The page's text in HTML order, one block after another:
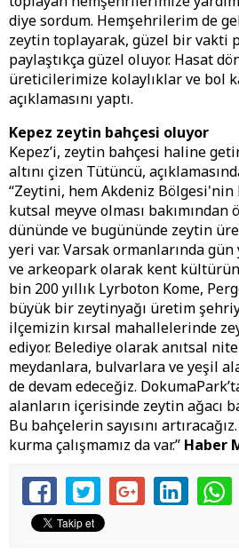
diye sordum. Hemşehrilerim de
zeytin toplayarak, güzel bir vakti
paylaştıkça güzel oluyor. Hasat
üreticilerimize kolaylıklar ve bol
açıklamasını yaptı.
Kepez zeytin bahçesi oluyor
Kepez’i, zeytin bahçesi haline
altını çizen Tütüncü,
“Zeytini, hem Akdeniz Bölgesi'nin
kutsal meyve olması bakımından
dününde ve bugününde zeytin
yeri var. Varsak ormanlarında gün
ve arkeopark olarak kent
bin 200 yıllık Lyrboton Kome,
büyük bir zeytinyağı üretim
ilçemizin kırsal mahallelerinde
ediyor. Belediye olarak anıtsal
meydanlara, bulvarlara ve yeşil
de devam edeceğiz.
alanların içerisinde zeytin ağacı
Bu bahçelerin sayısını
kurma çalışmamız da var.” Haber